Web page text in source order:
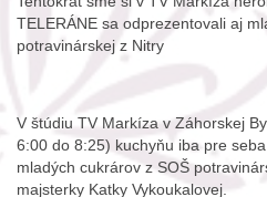
TELERÁNE sa odprezentovali aj
potravinárskej z Nitry
V štúdiu TV Markíza v Záhorskej
6:00 do 8:25) kuchyňu iba pre
mladých cukrárov z SOŠ
majsterky Katky Vykoukalovej.